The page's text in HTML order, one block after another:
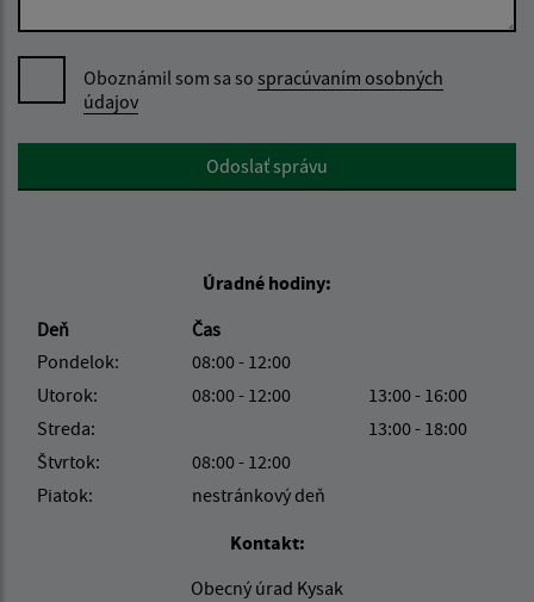
Oboznámil som sa so spracúvaním osobných
údajov
Google reCaptcha ResponseOdoslať správu
Úradné hodiny:
Deň
Čas
Pondelok:
08:00 - 12:00
Utorok:
08:00 - 12:00
13:00 - 16:00
Streda:
13:00 - 18:00
Štvrtok:
08:00 - 12:00
Piatok:
nestránkový deň
Kontakt:
Obecný úrad Kysak